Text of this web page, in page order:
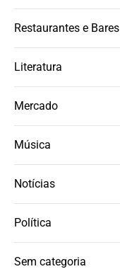
Restaurantes e Bares
Literatura
Mercado
Música
Notícias
Política
Sem categoria